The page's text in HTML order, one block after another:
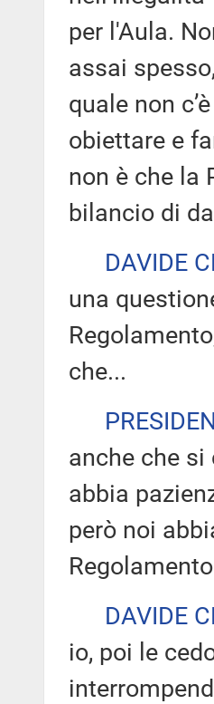
per l'Aula.
assai
quale non
obiettare e
non è che la
bilancio di
DAVIDE
una
che...
anche che si
abbia
però noi
DAVIDE
io, poi le